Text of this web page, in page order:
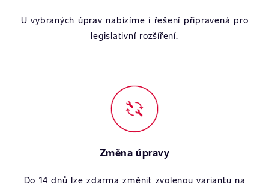
U vybraných úprav nabízíme i řešení připravená pro
legislativní rozšíření.
Změna úpravy
Do 14 dnů lze zdarma změnit zvolenou variantu na